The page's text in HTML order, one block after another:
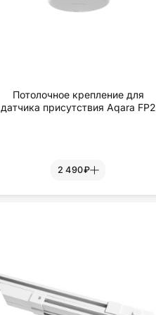
Потолочное крепление для
датчика присутствия Aqara FP2
2 490₽